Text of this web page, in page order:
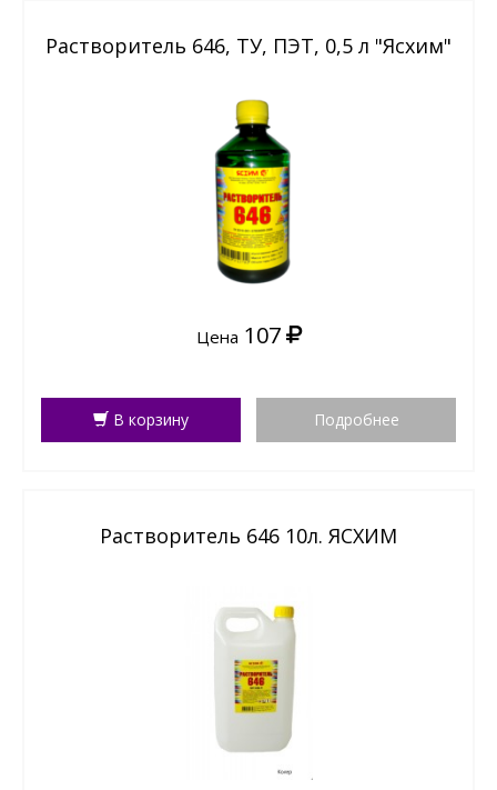
Растворитель 646, ТУ, ПЭТ, 0,5 л "Ясхим"
Цена 107
В корзину Подробнее
Растворитель 646 10л. ЯСХИМ